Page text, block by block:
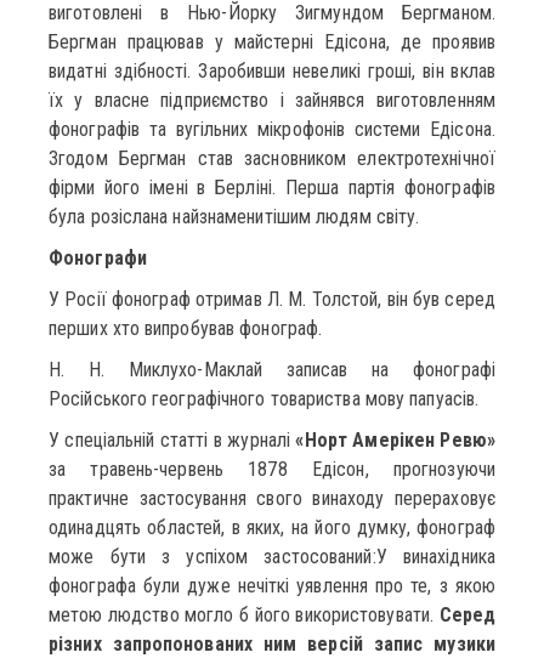
виготовлені в Нью-Йорку Зигмундом Бергманом.
Бергман працював у майстерні Едісона, де проявив
видатні здібності. Заробивши невеликі гроші, він вклав
їх у власне підприємство і зайнявся виготовленням
фонографів та вугільних мікрофонів системи Едісона.
Згодом Бергман став засновником електротехнічної
фірми його імені в Берліні. Перша партія фонографів
була розіслана найзнаменитішим людям світу.
Фонографи
У Росії фонограф отримав Л. М. Толстой, він був серед
перших хто випробував фонограф.
Н. Н. Миклухо-Маклай записав на фонографі
Російського географічного товариства мову папуасів.
У спеціальній статті в журналі«Норт Амерікен Ревю»
за травень-червень 1878 Едісон, прогнозуючи
практичне застосування свого винаходу перераховує
одинадцять областей, в яких, на його думку, фонограф
може бути з успіхом застосований:У винахідника
фонографа були дуже нечіткі уявлення про те, з якою
метою людство могло б його використовувати. Серед
різних запропонованих ним версій запис музики